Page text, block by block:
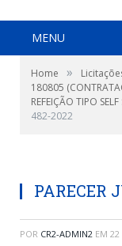
MENU
Home »
180805
REFEIÇÃO TIPO
482-2022
PARECER
POR CR2-ADMIN2 EM 22